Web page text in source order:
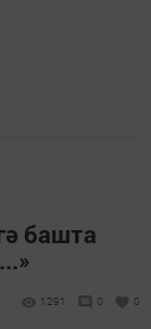
башта
1291 0 0